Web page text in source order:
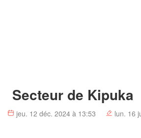
Secteur de Kipuka
jeu. 12 déc. 2024 à 13:53 lun. 16